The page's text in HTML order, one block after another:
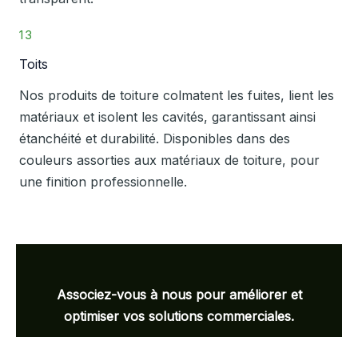
13
Toits
Nos produits de toiture colmatent les fuites, lient les
matériaux et isolent les cavités, garantissant ainsi
étanchéité et durabilité. Disponibles dans des
couleurs assorties aux matériaux de toiture, pour
une finition professionnelle.
Associez-vous à nous pour améliorer et
optimiser vos solutions commerciales.